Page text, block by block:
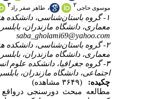
موسوی حاجی۲ ، طاهر صفر راد۳
۱- گروه باستان‌شناسی، دانشکده
معماری، دانشگاه مازندران،
saba_gholami69@yahoo.com
۲- گروه باستان‌شناسی، دانشکده
معماری، دانشگاه مازندران،
۳- گروه جغرافیا، دانشکده علوم
اجتماعی، دانشگاه مازندران،
چکیده:
(۳۶۴۹ مشاهده)
مطالعه‌ مبحث‌ دورسنجی‌